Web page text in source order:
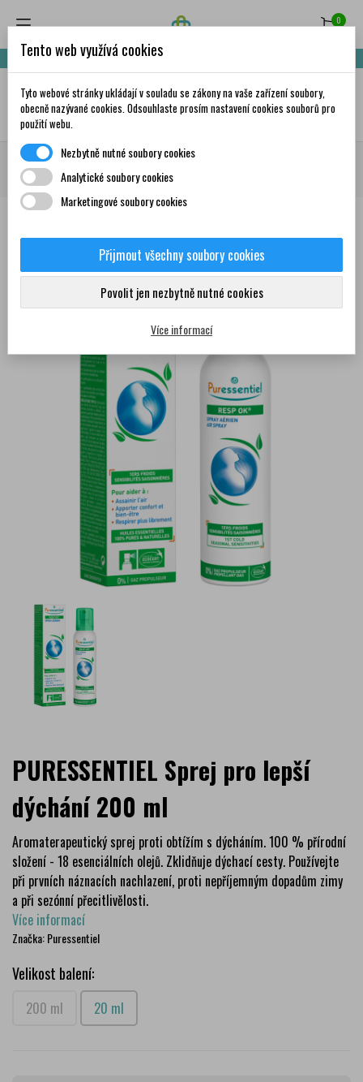
0
Nakupte za 999,- Kč a získáte dopravu zdarma!
✦AI
Domů Krása a péče Přírodní kosmetika
PURESSENTIEL Sprej pro lepší dýchání 200 ml
PURESSENTIEL Sprej pro lepší
dýchání 200 ml
Aromaterapeutický sprej proti obtížím s dýcháním. 100 % přírodní
složení - 18 esenciálních olejů. Zklidňuje dýchací cesty. Používejte
při prvních náznacích nachlazení, proti nepříjemným dopadům zimy
a při sezónní přecitlivělosti.
Více informací
Značka:Puressentiel
Velikost balení:
200 ml 20 ml
Tento web využívá cookies
Tyto webové stránky ukládají v souladu se zákony na vaše zařízení soubory,
obecně nazývané cookies. Odsouhlaste prosím nastavení cookies souborů pro
použití webu.
Nezbytně nutné soubory cookies
Analytické soubory cookies
Marketingové soubory cookies
Přijmout všechny soubory cookies
Povolit jen nezbytně nutné cookies
Více informací